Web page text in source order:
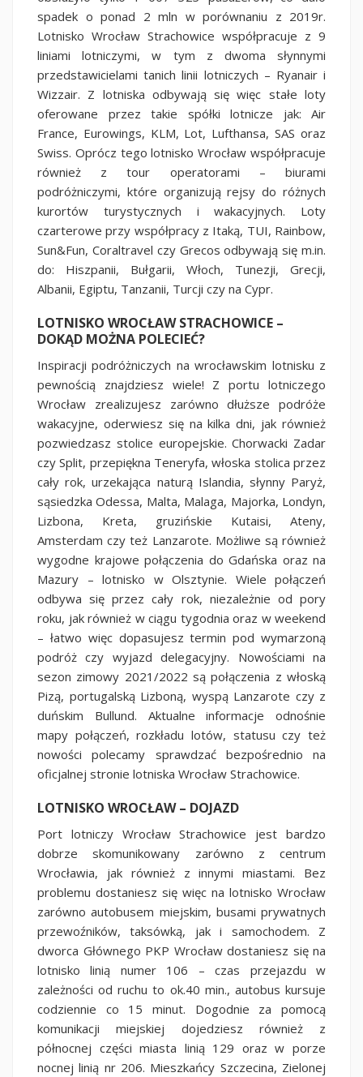
spadek o ponad 2 mln w porównaniu z 2019r.
Lotnisko Wrocław Strachowice współpracuje z 9
liniami lotniczymi, w tym z dwoma słynnymi
przedstawicielami tanich linii lotniczych – Ryanair i
Wizzair. Z lotniska odbywają się więc stałe loty
oferowane przez takie spółki lotnicze jak: Air
France, Eurowings, KLM, Lot, Lufthansa, SAS oraz
Swiss. Oprócz tego lotnisko Wrocław współpracuje
również z tour operatorami – biurami
podróżniczymi, które organizują rejsy do różnych
kurortów turystycznych i wakacyjnych. Loty
czarterowe przy współpracy z Itaką, TUI, Rainbow,
Sun&Fun, Coraltravel czy Grecos odbywają się m.in.
do: Hiszpanii, Bułgarii, Włoch, Tunezji, Grecji,
Albanii, Egiptu, Tanzanii, Turcji czy na Cypr.
LOTNISKO WROCŁAW STRACHOWICE –
DOKĄD MOŻNA POLECIEĆ?
Inspiracji podróżniczych na wrocławskim lotnisku z
pewnością znajdziesz wiele! Z portu lotniczego
Wrocław zrealizujesz zarówno dłuższe podróże
wakacyjne, oderwiesz się na kilka dni, jak również
pozwiedzasz stolice europejskie. Chorwacki Zadar
czy Split, przepiękna Teneryfa, włoska stolica przez
cały rok, urzekająca naturą Islandia, słynny Paryż,
sąsiedzka Odessa, Malta, Malaga, Majorka, Londyn,
Lizbona, Kreta, gruzińskie Kutaisi, Ateny,
Amsterdam czy też Lanzarote. Możliwe są również
wygodne krajowe połączenia do Gdańska oraz na
Mazury – lotnisko w Olsztynie. Wiele połączeń
odbywa się przez cały rok, niezależnie od pory
roku, jak również w ciągu tygodnia oraz w weekend
– łatwo więc dopasujesz termin pod wymarzoną
podróż czy wyjazd delegacyjny. Nowościami na
sezon zimowy 2021/2022 są połączenia z włoską
Pizą, portugalską Lizboną, wyspą Lanzarote czy z
duńskim Bullund. Aktualne informacje odnośnie
mapy połączeń, rozkładu lotów, statusu czy też
nowości polecamy sprawdzać bezpośrednio na
oficjalnej stronie lotniska Wrocław Strachowice.
LOTNISKO WROCŁAW – DOJAZD
Port lotniczy Wrocław Strachowice jest bardzo
dobrze skomunikowany zarówno z centrum
Wrocławia, jak również z innymi miastami. Bez
problemu dostaniesz się więc na lotnisko Wrocław
zarówno autobusem miejskim, busami prywatnych
przewoźników, taksówką, jak i samochodem. Z
dworca Głównego PKP Wrocław dostaniesz się na
lotnisko linią numer 106 – czas przejazdu w
zależności od ruchu to ok.40 min., autobus kursuje
codziennie co 15 minut. Dogodnie za pomocą
komunikacji miejskiej dojedziesz również z
północnej części miasta linią 129 oraz w porze
nocnej linią nr 206. Mieszkańcy Szczecina, Zielonej